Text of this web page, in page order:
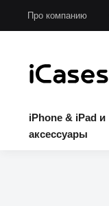
Про компанию
iPhone & iPad и
аксессуары